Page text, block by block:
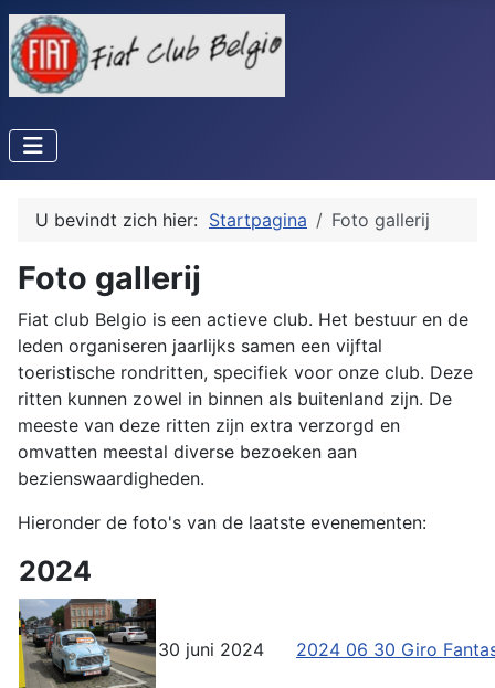
U bevindt zich hier: Startpagina Foto gallerij
Foto gallerij
Fiat club Belgio is een actieve club. Het bestuur en de
leden organiseren jaarlijks samen een vijftal
toeristische rondritten, specifiek voor onze club. Deze
ritten kunnen zowel in binnen als buitenland zijn. De
meeste van deze ritten zijn extra verzorgd en
omvatten meestal diverse bezoeken aan
bezienswaardigheden.
Hieronder de foto's van de laatste evenementen:
2024
30 juni 2024 2024 06 30 Giro